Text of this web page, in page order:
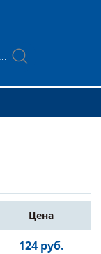
Цена
124 руб.